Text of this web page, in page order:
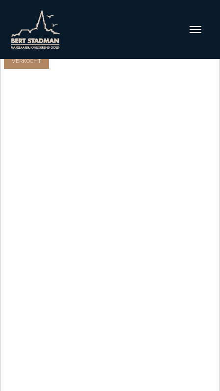
VERKOCHT